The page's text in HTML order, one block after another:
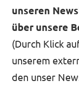
unseren
über unsere
(Durch Klick
unserem
den unser